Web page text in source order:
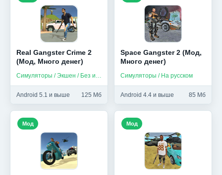
Real Gangster Crime 2
(Мод, Много денег)
Симуляторы / Экшен / Без интернета
Android 5.1 и выше 125 Мб
Space Gangster 2 (Мод,
Много денег)
Симуляторы / На русском
Android 4.4 и выше 85 Мб
Мод Мод